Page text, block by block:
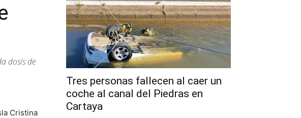
dosis de
Cristina
Tres personas fallecen al caer un
coche al canal del Piedras en
Cartaya